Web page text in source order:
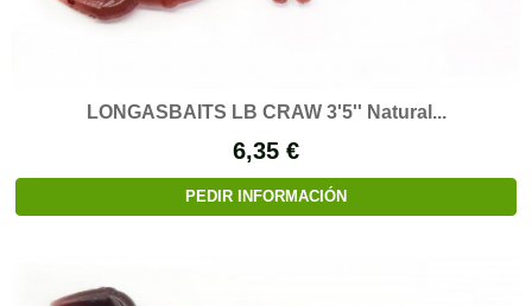
LONGASBAITS LB CRAW 3'5'' Natural...
6,35 €
PEDIR INFORMACIÓN